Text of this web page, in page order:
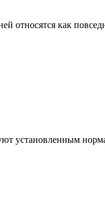
относятся как
установленным